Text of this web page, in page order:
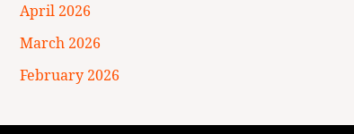
April 2026
March 2026
February 2026